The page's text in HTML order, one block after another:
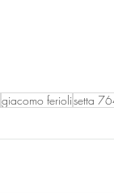
giacomo feriolisetta